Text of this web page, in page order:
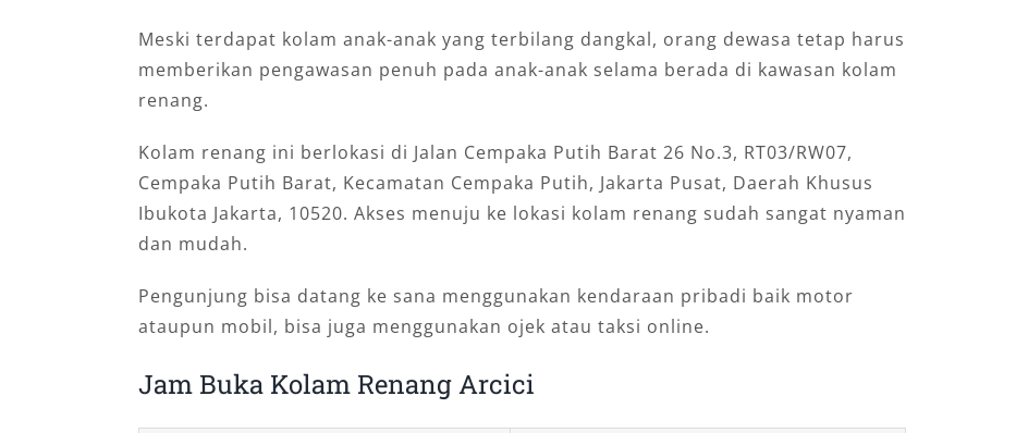
Meski terdapat kolam anak-anak yang terbilang dangkal, orang dewasa tetap harus
memberikan pengawasan penuh pada anak-anak selama berada di kawasan kolam
renang.
Kolam renang ini berlokasi di Jalan Cempaka Putih Barat 26 No.3, RT03/RW07,
Cempaka Putih Barat, Kecamatan Cempaka Putih, Jakarta Pusat, Daerah Khusus
Ibukota Jakarta, 10520. Akses menuju ke lokasi kolam renang sudah sangat nyaman
dan mudah.
Pengunjung bisa datang ke sana menggunakan kendaraan pribadi baik motor
ataupun mobil, bisa juga menggunakan ojek atau taksi online.
Jam Buka Kolam Renang Arcici